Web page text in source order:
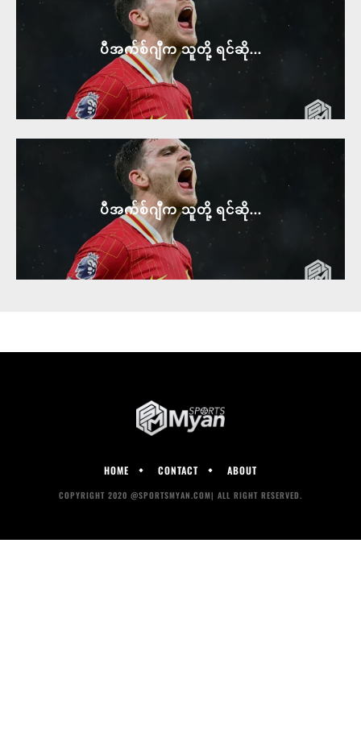
ပီအက်စ်ဂျီက သူတို့ ရင်ဆို...
ပီအက်စ်ဂျီက သူတို့ ရင်ဆို...
HOME CONTACT ABOUT
COPYRIGHT 2020 @SPORTSMYAN.COM| ALL RIGHT RESERVED.